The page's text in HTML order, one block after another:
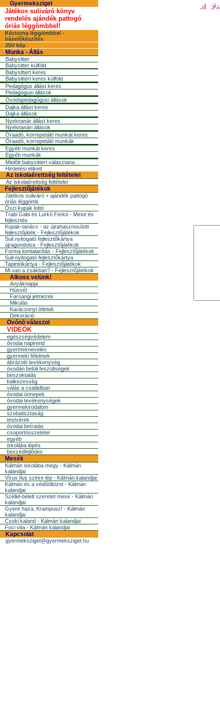
Gyermeksziget
Játékos suliváró könyv
rendelés ajándék pattogó
óriás léggömbbel!
Kéztorna léggömbbel -
íráselőkészítés
JSV kép
Munka - Állás
Babysitter
Babysitter külföld
Babysittert keres
Babysittert keres külföld
Pedagógus állást keres
Pedagógusi állások
Óvodapedagógusi állások
Dajka állást keres
Dajka állások
Nyelvtanár állást keres
Nyelvtanári állások
Óraadó, korrepetáló munkát keres
Óraadó, korrepetáló munkák
Egyéb munkát keres
Egyéb munkák
Mielõtt babysittert választana...
Hirdetési etikett
Az iskolaérettség feltételei
Az iskolaérettség feltételei
Fejlesztőjátékok
Játékos suliváró + ajándék pattogó
óriás léggömb
Őszi kupak lottó
Trabi Gabi és Lurkó Ferkó - Mese és
fejlesztés
Kupak-tanács - az újrahasznosított
fejlesztőjáték - Fejlesztőjátékok
Suli nyitogató fejlesztőkártya
újragondolva - Fejlesztőjátékok
Forma lomtalanítás - Fejlesztőjátékok
Suli-nyitogató fejlesztőkártya
Tapintókártya - Fejlesztőjátékok
Mi van a zsákban? - Fejlesztőjátékok
Alkoss velünk!
Anyáknapja
Húsvét
Farsangi jelmezek
Mikulás
Karácsonyi ötletek
Dekoráció
Óvónõ válaszol
VIDEÓK
egészségvédelem
óvodai napirend
gyermeknevelés
gyermeki félelmek
ábrázoló tevékenység
óvodán belüli feszültségek
beszoktatás
balkezesség
válás a családban
óvodai ünnepek
óvodai tevékenységek
gyermekirodalom
szobatisztaság
testvérek
óvodai beíratás
csoportösszetétel
egyéb
iskolába lépés
beszédfejlõdés
Mesék
Kálmán iskolába megy - Kálmán
kalandjai
Vírus Ilus szinre lép - Kálmán kalandjai
Kálmán és a védőöltözet - Kálmán
kalandjai
Széllel-bélelt szeretet mese - Kálmán
kalandjai
Gyere haza, Krampusz! - Kálmán
kalandjai
Csoki kaland - Kálmán kalandjai
Foci vita - Kálmán kalandjai
Kapcsolat
gyermeksziget@gyermeksziget.hu